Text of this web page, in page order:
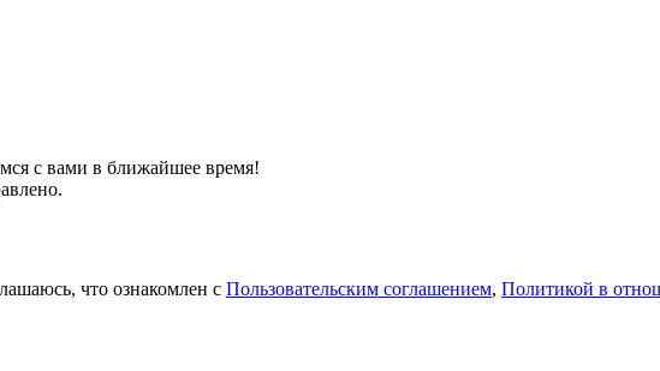
с вами в ближайшее время!
что ознакомлен с Пользовательским соглашением, Политикой в